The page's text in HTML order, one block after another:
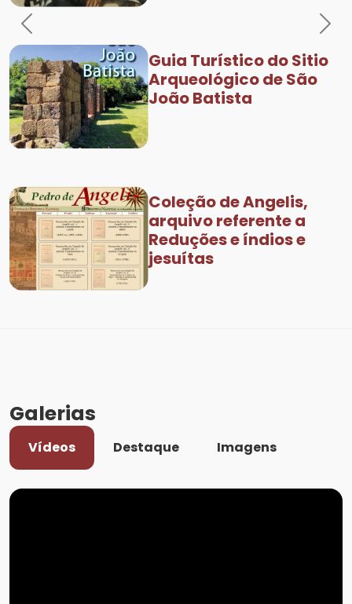
Guia Turístico do Sitio
Arqueológico de São
João Batista
Coleção de Angelis,
arquivo referente a
Reduções e índios e
jesuítas
Previous Next
Galerias
Vídeos Destaque Imagens